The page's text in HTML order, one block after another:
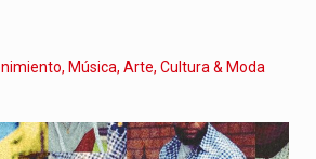
Música, Arte, Cultura & Moda